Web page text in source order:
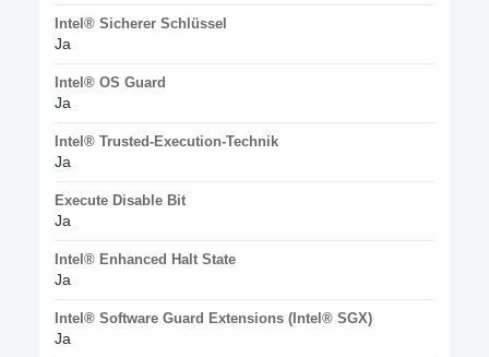
Intel® Sicherer Schlüssel
Ja
Intel® OS Guard
Ja
Intel® Trusted-Execution-Technik
Ja
Execute Disable Bit
Ja
Intel® Enhanced Halt State
Ja
Intel® Software Guard Extensions (Intel® SGX)
Ja